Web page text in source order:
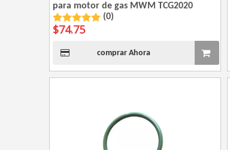
para motor de gas MWM TCG2020
(0)
$74.75
comprar Ahora